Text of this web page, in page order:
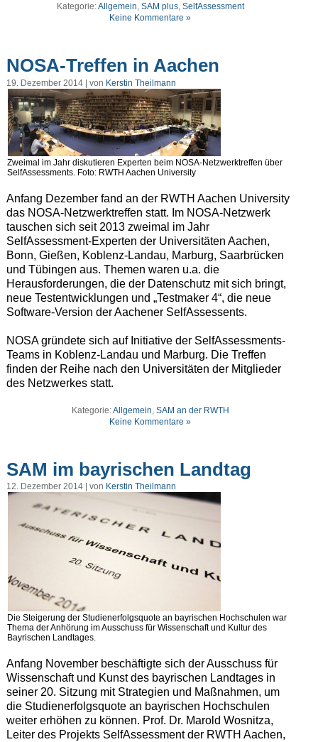
Kategorie:Allgemein SAM plus, SelfAssessment
Keine Kommentare »
NOSA-Treffen in Aachen
19. Dezember 2014 | von Kerstin Theilmann
Zweimal im Jahr diskutieren Experten beim NOSA-Netzwerktreffen über
SelfAssessments. Foto: RWTH Aachen University
Anfang Dezember fand an der RWTH Aachen University
das NOSA-Netzwerktreffen statt. Im NOSA-Netzwerk
tauschen sich seit 2013 zweimal im Jahr
SelfAssessment-Experten der Universitäten Aachen,
Bonn, Gießen, Koblenz-Landau, Marburg, Saarbrücken
und Tübingen aus. Themen waren u.a. die
Herausforderungen, die der Datenschutz mit sich bringt,
neue Testentwicklungen und „Testmaker 4“, die neue
Software-Version der Aachener SelfAssessents.
NOSA gründete sich auf Initiative der SelfAssessments-
Teams in Koblenz-Landau und Marburg. Die Treffen
finden der Reihe nach den Universitäten der Mitglieder
des Netzwerkes statt.
Kategorie:Allgemein SAM an der RWTH
Keine Kommentare »
SAM im bayrischen Landtag
12. Dezember 2014 | von Kerstin Theilmann
Die Steigerung der Studienerfolgsquote an bayrischen Hochschulen war
Thema der Anhörung im Ausschuss für Wissenschaft und Kultur des
Bayrischen Landtages.
Anfang November beschäftigte sich der Ausschuss für
Wissenschaft und Kunst des bayrischen Landtages in
seiner 20. Sitzung mit Strategien und Maßnahmen, um
die Studienerfolgsquote an bayrischen Hochschulen
weiter erhöhen zu können. Prof. Dr. Marold Wosnitza,
Leiter des Projekts SelfAssessment der RWTH Aachen,